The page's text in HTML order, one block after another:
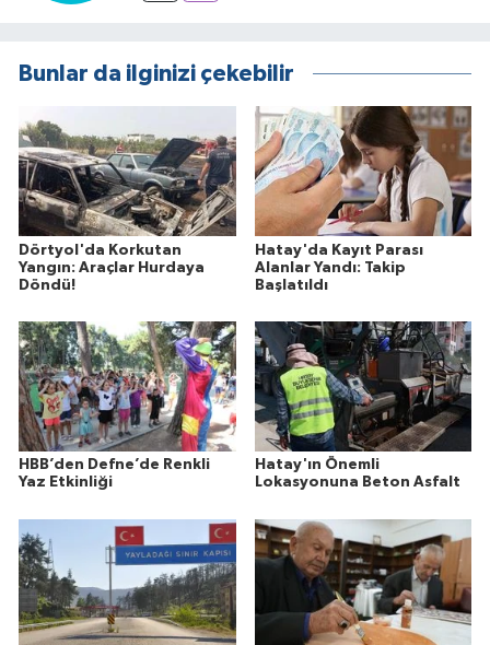
Bunlar da ilginizi çekebilir
Dörtyol'da Korkutan
Yangın: Araçlar Hurdaya
Döndü!
Hatay'da Kayıt Parası
Alanlar Yandı: Takip
Başlatıldı
HBB’den Defne’de Renkli
Yaz Etkinliği
Hatay'ın Önemli
Lokasyonuna Beton Asfalt